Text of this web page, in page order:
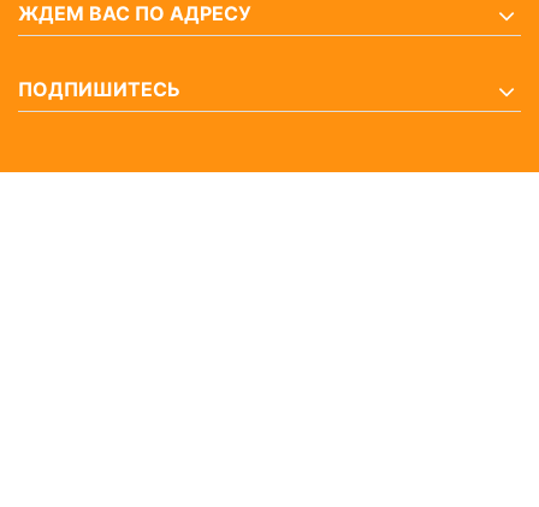
ЖДЕМ ВАС ПО АДРЕСУ
ПОДПИШИТЕСЬ